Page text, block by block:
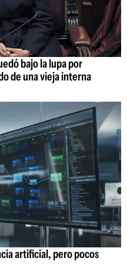
bajo la lupa por
de una vieja interna
artificial, pero pocos